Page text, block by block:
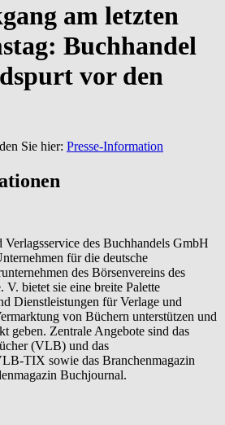
am letzten
Buchhandel
vor den
Sie hier: Presse-Information
des Buchhandels GmbH
für die deutsche
des Börsenvereins des
V. bietet sie eine breite Palette
Dienstleistungen für Verlage und
von Büchern unterstützen und
geben. Zentrale Angebote sind das
(VLB) und das
TIX sowie das Branchenmagazin
Buchjournal.